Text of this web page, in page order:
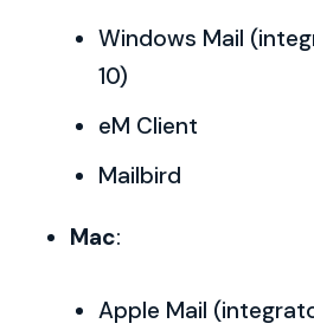
Windows Mail
10)
eM Client
Mailbird
Mac:
Apple Mail